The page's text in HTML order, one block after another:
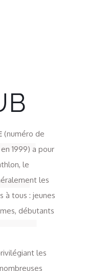
(numéro de
1999) a pour
le
les
à tous : jeunes
débutants
les